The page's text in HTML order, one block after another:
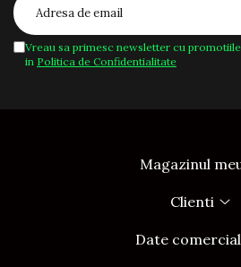
Vreau sa primesc newsletter cu
in Politica de Confidentialitate
Magazinul
Clienti
Date